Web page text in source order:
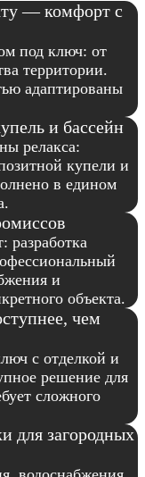
— комфорт с
под ключ: от
территории.
адаптированы
и бассейн
релакса:
купели и
в едином
разработка
и
объекта.
чем
с отделкой и
решение для
сложного
для загородных